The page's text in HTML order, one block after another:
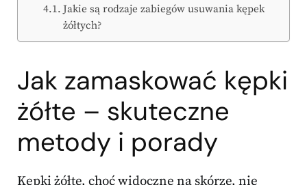
Jakie są rodzaje zabiegów usuwania kępek
żółtych?
Jak zamaskować kępki
żółte – skuteczne
metody i porady
Kępki żółte, choć widoczne na skórze, nie